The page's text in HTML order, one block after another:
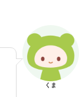
くま